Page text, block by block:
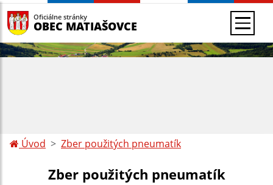
Oficiálne stránky
OBEC MATIAŠOVCE
Úvod Zber použitých pneumatík
Zber použitých pneumatík